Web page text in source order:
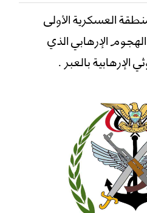
العسكرية الأولى
الإرهابي الذي
بالعبر .